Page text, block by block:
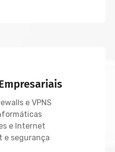
e VPNS
e Internet
e segurança